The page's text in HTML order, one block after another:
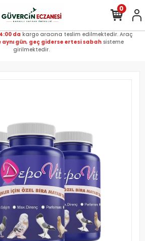
da kargo aracına teslim edilmektedir. Araç
gün, geç giderse ertesi sabah sisteme
girilmektedir.
0